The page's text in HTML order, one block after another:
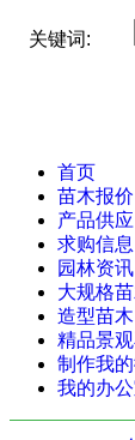
关键词:
首页
苗木报价
产品供应
求购信息
园林资讯
大规格
造型苗木
精品景
制作我
我的办